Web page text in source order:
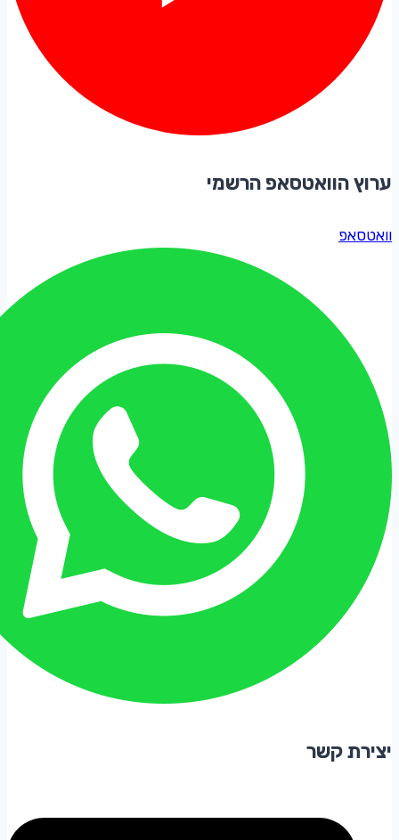
ערוץ הוואטסאפ הרשמי
וואטסאפ
יצירת קשר